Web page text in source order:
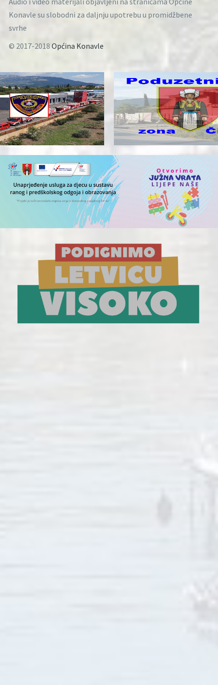
Konavle su slobodni za daljnju upotrebu u promidžbene
svrhe
© 2017-2018 Općina Konavle